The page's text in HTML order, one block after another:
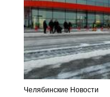
Челябинские Новости